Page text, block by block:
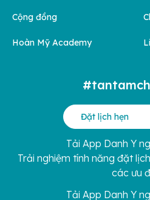
Cộng đồng
Hoàn Mỹ Academy
Đặt lịch hẹn
Tải App Danh Y
Trải nghiệm tính năng đặt
các ưu
Tải App Danh Y